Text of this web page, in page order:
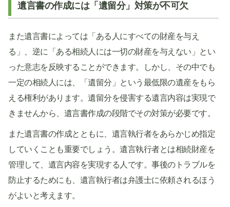
遺言書の作成には「遺留分」対策が不可欠
また遺言書によっては「ある人にすべての財産を与え
る」、逆に「ある相続人には一切の財産を与えない」とい
った意志を反映することができます。しかし、その中でも
一定の相続人には、「遺留分」という最低限の遺産をもら
える権利があります。遺留分を侵害する遺言内容は実現で
きませんから、遺言書作成の段階でその対策が必要です。
また遺言書の作成とともに、遺言執行者をあらかじめ指定
していくことも重要でしょう。遺言執行者とは相続財産を
管理して、遺言内容を実現する人です。事後のトラブルを
防止するためにも、遺言執行者は弁護士に依頼されるほう
がよいと考えます。